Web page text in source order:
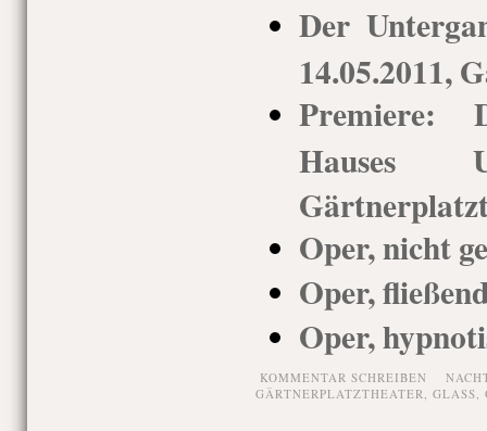
Der
14.05.2011,
Premiere:
Hauses
Oper, nicht
Oper,
Oper,
KOMMENTAR SCHREIBEN
GÄRTNERPLATZTHEATER, GLASS,